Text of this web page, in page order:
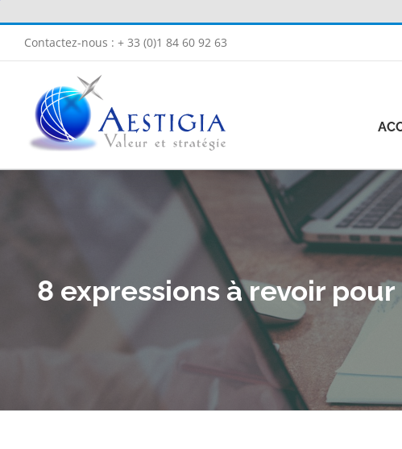
Contactez-nous : + 33 (0)1 84 60 92 63
8 expressions à revoir